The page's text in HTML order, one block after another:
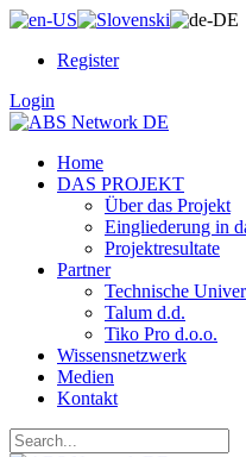
Register
Login
Home
DAS PROJEKT
Über das Projekt
Eingliederung in
Projektresultate
Partner
Technische
Talum d.d.
Tiko Pro d.o.o.
Wissensnetzwerk
Medien
Kontakt